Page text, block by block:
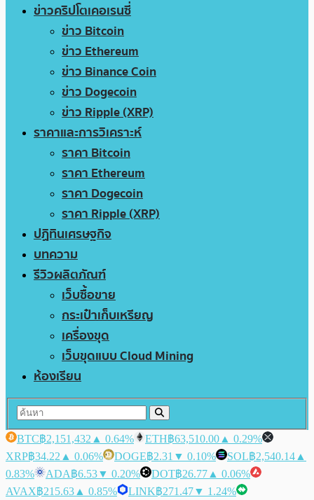
ข่าวคริปโตเคอเรนซี่
ข่าว Bitcoin
ข่าว Ethereum
ข่าว Binance Coin
ข่าว Dogecoin
ข่าว Ripple (XRP)
ราคาและการวิเคราะห์
ราคา Bitcoin
ราคา Ethereum
ราคา Dogecoin
ราคา Ripple (XRP)
ปฏิทินเศรษฐกิจ
บทความ
รีวิวผลิตภัณฑ์
เว็บซื้อขาย
กระเป๋าเก็บเหรียญ
เครื่องขุด
เว็บขุดแบบ Cloud Mining
ห้องเรียน
BTC฿2,151,432 ▲ 0.64% ETH฿63,510.00 ▲ 0.29%
XRP฿34.22 ▲ 0.06% DOGE฿2.31 ▼ 0.10% SOL฿2,540.14 ▲
0.83%
ADA฿6.53▼ 0.20% DOT฿26.77 ▲ 0.06%
AVAX฿215.63 ▲ 0.85% LINK฿271.47▼ 1.24%